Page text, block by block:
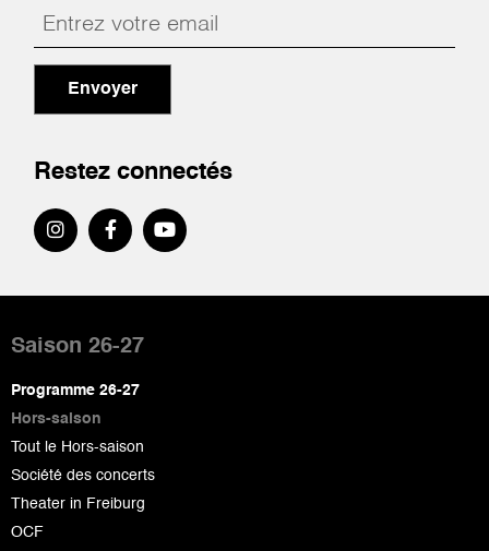
Envoyer
Restez connectés
de
page
Saison 26-27
Programme 26-27
Hors-saison
Tout le Hors-saison
Société des concerts
Theater in Freiburg
OCF